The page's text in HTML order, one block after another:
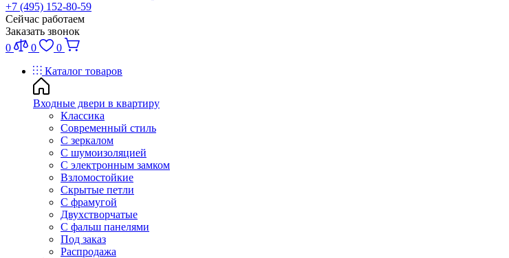
+7 (495) 152-80-59
Сейчас работаем
Заказать звонок
0
0
0
Каталог товаров
Входные двери в квартиру
Классика
Современный стиль
С зеркалом
С шумоизоляцией
С электронным замком
Взломостойкие
Скрытые петли
С фрамугой
Двухстворчатые
С фальш панелями
Под заказ
Распродажа